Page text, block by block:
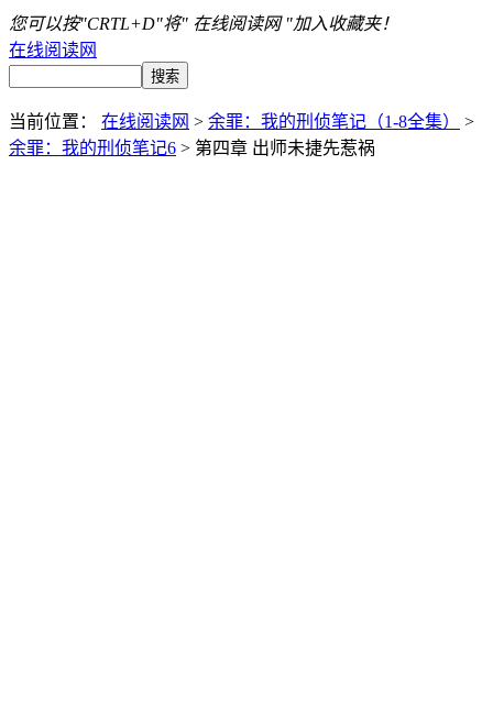
您可以按"CRTL+D"将" 在线阅读网 "加入收藏夹！
在线阅读网
当前位置： 在线阅读网 > 余罪：我的刑侦笔记（1-8全集）
>
余罪：我的刑侦笔记6 > 第四章 出师未捷先惹祸